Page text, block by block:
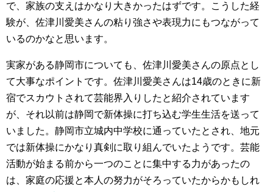
で、家族の支えはかなり大きかったはずです。こうした経
験が、佐津川愛美さんの粘り強さや表現力にもつながって
いるのかなと思います。
実家がある静岡市についても、佐津川愛美さんの原点とし
て大事なポイントです。佐津川愛美さんは14歳のときに新
宿でスカウトされて芸能界入りしたと紹介されています
が、それ以前は静岡で新体操に打ち込む学生生活を送って
いました。静岡市立城内中学校に通っていたとされ、地元
では新体操にかなり真剣に取り組んでいたようです。芸能
活動が始まる前から一つのことに集中する力があったの
は、家庭の応援と本人の努力がそろっていたからかもしれ